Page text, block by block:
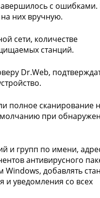
с
них вручную.
сети, количестве
станций.
Dr.Web,
полное сканирование
при
и групп по имени,
антивирусного
Windows, добавлять
и уведомления со всех